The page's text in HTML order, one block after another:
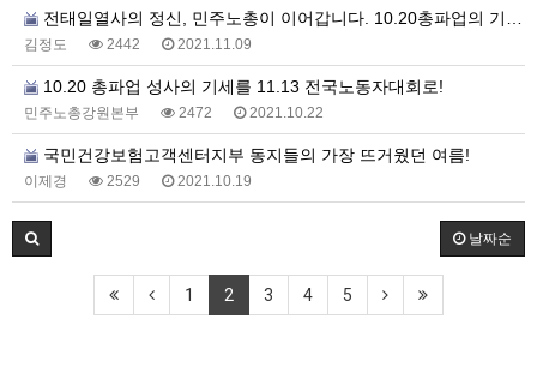
전태일열사의 정신, 민주노총이 이어갑니다. 10.20총파업의 기세를 11.13전국노동자대회로!
김정도 2442 2021.11.09
10.20 총파업 성사의 기세를 11.13 전국노동자대회로!
민주노총강원본부 2472 2021.10.22
국민건강보험고객센터지부 동지들의 가장 뜨거웠던 여름!
이제경 2529 2021.10.19
날짜순
1 2 3 4 5